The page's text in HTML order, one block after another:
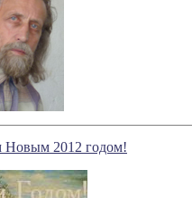
2012 годом!